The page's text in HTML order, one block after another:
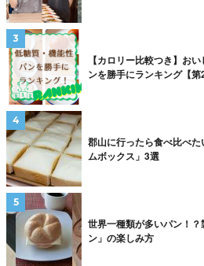
【カロリー比較つき】お
ンを勝手にランキング【第
郡山に行ったら食べ比べ
ムボックス」3選
世界一種類が多いパン！
ン」の楽しみ方